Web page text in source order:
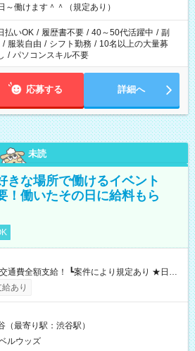
働けます＾＾（規定あり）
払いOK / 履歴書不要 / 40～50代活躍中 / 副
/ 服装自由 / シフト勤務 / 10名以上の大量募
/ パソコンスキル不要
応募する 詳細へ
未読
きな場所で働けるイベント
働いたその日に給料もら
り） ┗働いたその日に現金GET♪ お仕事後はコ
分を引き落とせます！ 【試用期間】試
あり
（最寄り駅：渋谷駅）
ルウッズ